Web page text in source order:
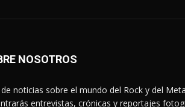
NOSOTROS
noticias sobre el mundo del Rock y del
entrevistas, crónicas y reportajes